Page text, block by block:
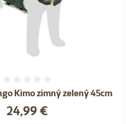
Kimo zimný zelený 45cm
Cena
24,99 €